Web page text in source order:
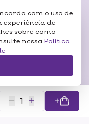
com o uso de
experiência de
sobre como
nossa Política